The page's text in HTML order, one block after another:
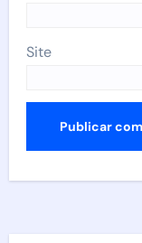
Site